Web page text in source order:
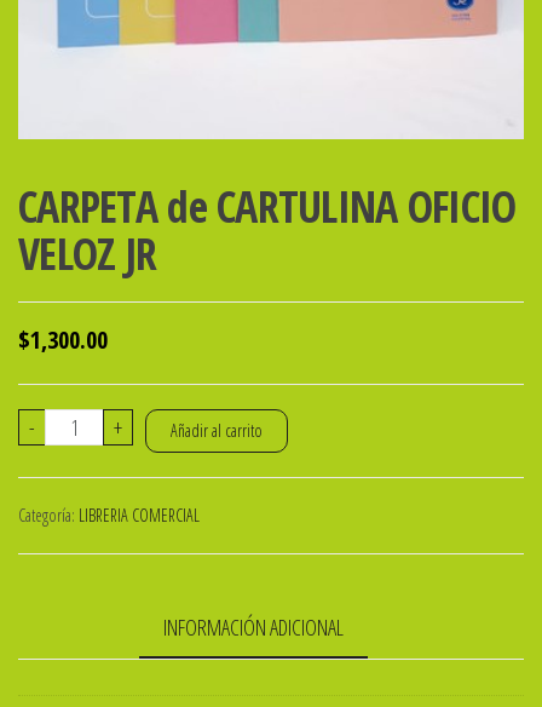
CARPETA de CARTULINA OFICIO
VELOZ JR
$1,300.00
-
CARPETA
OFICIO
VELOZ
+ Añadir al carrito
Categoría: LIBRERIA COMERCIAL
INFORMACIÓN ADICIONAL